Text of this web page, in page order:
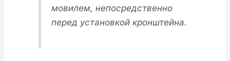
мовилем, непосредственно
перед установкой кронштейна.